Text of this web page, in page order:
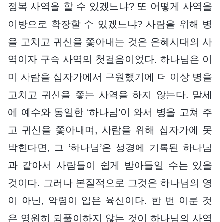
정복 사역을 할 수 있겠느냐? 또 어떻게 사역을
이방으로 확장할 수 있겠느냐? 사람을 위해 병
을 고치고 귀신을 쫓아내는 것은 은혜시대의 사
역이자 구속 사역의 첫걸음이었다. 하나님은 이
미 사람을 십자가에서 구원했기에 더 이상 병을
고치고 귀신을 쫓는 사역을 하지 않는다. 말세
에 예수와 동일한 ‘하나님’이 와서 병을 고쳐 주
고 귀신을 쫓아내며, 사람을 위해 십자가에 못
박힌다면, 그 ‘하나님’은 성경에 기록된 하나님
과 같아서 사람들이 쉽게 받아들일 수는 있을
것이다. 그러나 본질적으로 그것은 하나님의 영
이 아닌, 악령이 입은 육신이다. 한 번 이룬 것
은 영원히 되풀이하지 않는 것이 하나님의 사역